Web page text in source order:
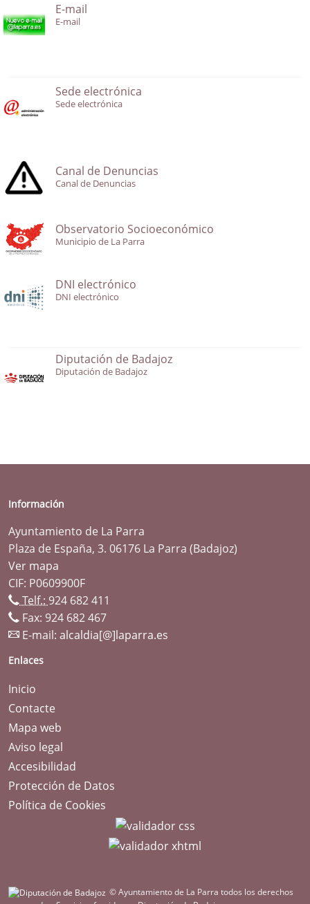
E-mail
E-mail
Sede electrónica
Sede electrónica
Canal de Denuncias
Canal de Denuncias
Observatorio Socioeconómico
Municipio de La Parra
DNI electrónico
DNI electrónico
Diputación de Badajoz
Diputación de Badajoz
Información
Ayuntamiento de La Parra
Plaza de España, 3. 06176 La Parra (Badajoz)
Ver mapa
CIF: P0609900F
Telf.: 924 682 411
Fax: 924 682 467
E-mail: alcaldia[@]laparra.es
Enlaces
Inicio
Contacte
Mapa web
Aviso legal
Accesibilidad
Protección de Datos
Política de Cookies
© Ayuntamiento de La Parra todos los derechos